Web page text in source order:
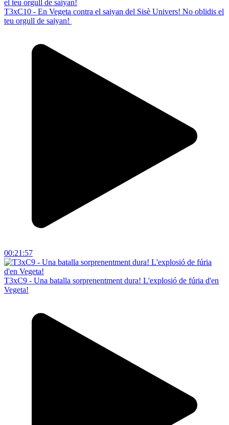
T3xC10 - En Vegeta contra el saiyan del Sisè Univers! No oblidis el
teu orgull de saiyan!
00:21:57
T3xC9 - Una batalla sorprenentment dura! L'explosió de fúria d'en
Vegeta!